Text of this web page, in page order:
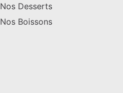
Nos Desserts
Nos Boissons